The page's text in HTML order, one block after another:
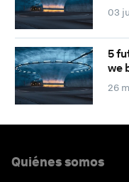
03
5
we
26
Quiénes somos